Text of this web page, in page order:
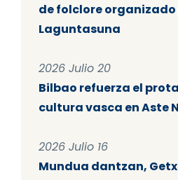
de folclore organizado
Laguntasuna
2026 Julio 20
Bilbao refuerza el
cultura vasca en Aste
2026 Julio 16
Mundua dantzan,